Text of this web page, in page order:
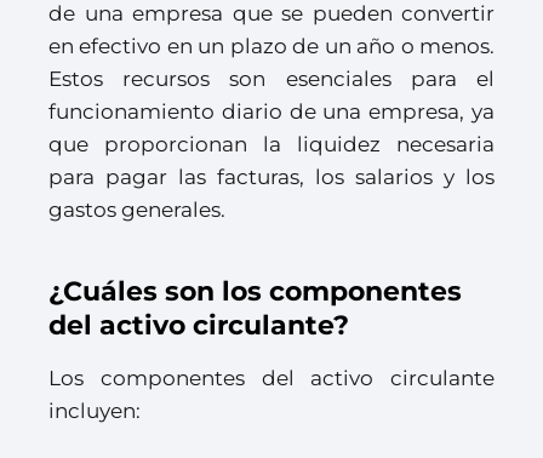
de una empresa que se pueden convertir
en efectivo en un plazo de un año o menos.
Estos recursos son esenciales para el
funcionamiento diario de una empresa, ya
que proporcionan la liquidez necesaria
para pagar las facturas, los salarios y los
gastos generales.
¿Cuáles son los componentes
del activo circulante?
Los componentes del activo circulante
incluyen: